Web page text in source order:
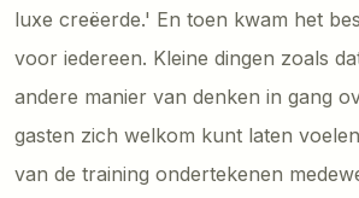
luxe creëerde.' En toen kwam het
voor iedereen. Kleine dingen zoals
andere manier van denken in gang
gasten zich welkom kunt laten
van de training ondertekenen